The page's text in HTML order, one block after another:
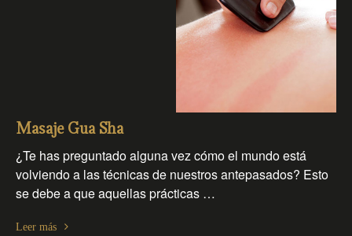
Masaje Gua Sha
¿Te has preguntado alguna vez cómo el mundo está
volviendo a las técnicas de nuestros antepasados? Esto
se debe a que aquellas prácticas …
Leer más